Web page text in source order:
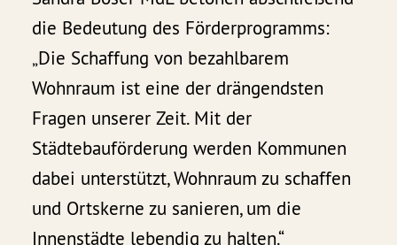
die Bedeutung des Förderprogramms:
„Die Schaffung von bezahlbarem
Wohnraum ist eine der drängendsten
Fragen unserer Zeit. Mit der
Städtebauförderung werden Kommunen
dabei unterstützt, Wohnraum zu schaffen
und Ortskerne zu sanieren, um die
Innenstädte lebendig zu halten.“